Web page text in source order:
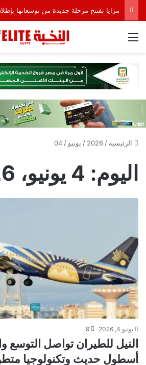
القائمة
الرئيسية /
2026
/ يونيو /
04
اليوم: 4 يونيو، 2026
يونيو 4, 2026 9
النيل للطيران تواصل التوسع
أسطول حديث وتكنولوجيا